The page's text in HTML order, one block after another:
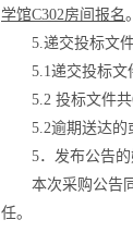
学馆C302房间报名。
5.递交投标文
5.1递交投标文
5.2 投标文件共
5.2逾期送达的
5．发布公告
本次采购公告
任。